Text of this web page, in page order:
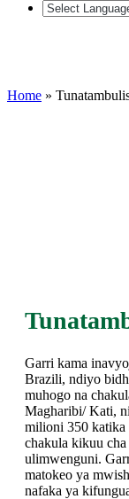
Home »
Garri kama
Brazili, ndiyo
muhogo na
Magharibi/ Kati,
milioni 350 katika
chakula kikuu
ulimwenguni.
matokeo ya
nafaka ya